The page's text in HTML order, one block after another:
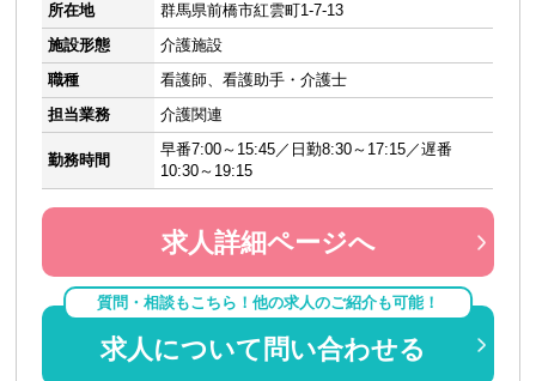
所在地
群馬県前橋市紅雲町1-7-13
施設形態
介護施設
職種
看護師、看護助手・介護士
担当業務
介護関連
勤務時間
早番7:00～15:45／日勤8:30～17:15／遅番
10:30～19:15
求人詳細ページへ
質問・相談もこちら！他の求人のご紹介も可能！
求人について問い合わせる